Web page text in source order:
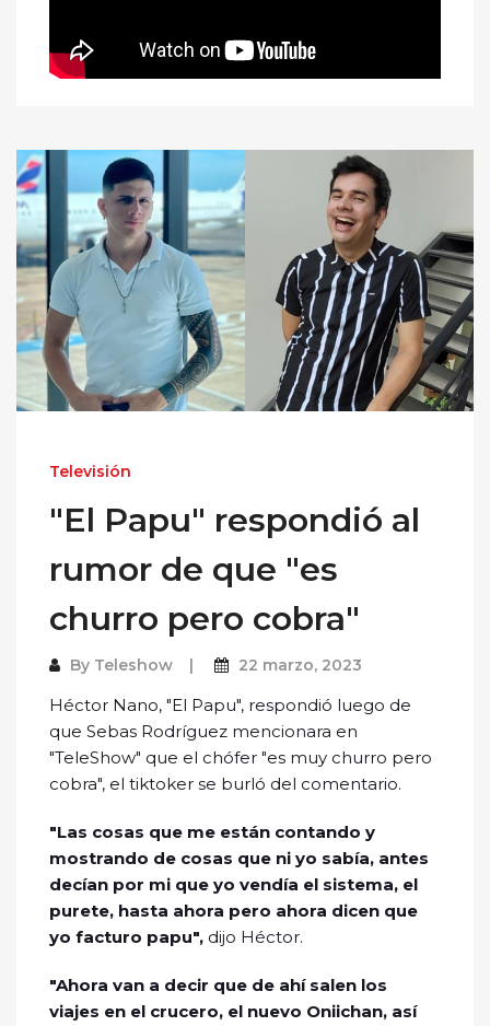
Televisión
"El Papu" respondió al
rumor de que "es
churro pero cobra"
By Teleshow 22 marzo, 2023
Héctor Nano, "El Papu", respondió luego de
que Sebas Rodríguez mencionara en
"TeleShow" que el chófer "es muy churro pero
cobra", el tiktoker se burló del comentario.
"Las cosas que me están contando y
mostrando de cosas que ni yo sabía, antes
decían por mi que yo vendía el sistema, el
purete, hasta ahora pero ahora dicen que
yo facturo papu", dijo Héctor.
"Ahora van a decir que de ahí salen los
viajes en el crucero, el nuevo Oniichan, así